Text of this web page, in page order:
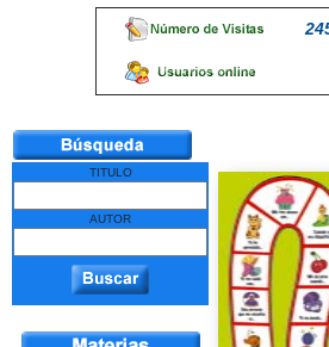
TITULO
AUTOR